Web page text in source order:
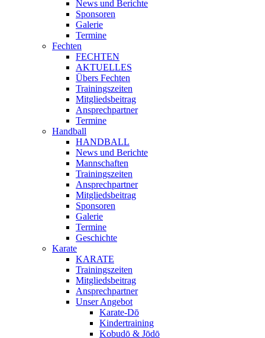
News und Berichte
Sponsoren
Galerie
Termine
Fechten
FECHTEN
AKTUELLES
Übers Fechten
Trainingszeiten
Mitgliedsbeitrag
Ansprechpartner
Termine
Handball
HANDBALL
News und Berichte
Mannschaften
Trainingszeiten
Ansprechpartner
Mitgliedsbeitrag
Sponsoren
Galerie
Termine
Geschichte
Karate
KARATE
Trainingszeiten
Mitgliedsbeitrag
Ansprechpartner
Unser Angebot
Karate-Dō
Kindertraining
Kobudō & Jōdō